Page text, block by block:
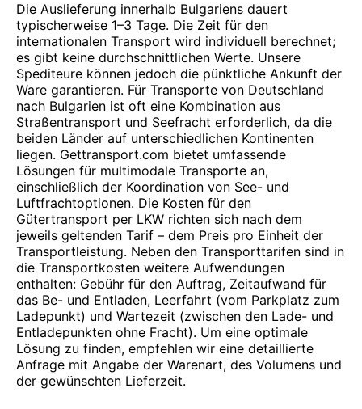
Die Auslieferung innerhalb Bulgariens dauert
typischerweise 1–3 Tage. Die Zeit für den
internationalen Transport wird individuell berechnet;
es gibt keine durchschnittlichen Werte. Unsere
Spediteure können jedoch die pünktliche Ankunft der
Ware garantieren. Für Transporte von Deutschland
nach Bulgarien ist oft eine Kombination aus
Straßentransport und Seefracht erforderlich, da die
beiden Länder auf unterschiedlichen Kontinenten
liegen. Gettransport.com bietet umfassende
Lösungen für multimodale Transporte an,
einschließlich der Koordination von See- und
Luftfrachtoptionen. Die Kosten für den
Gütertransport per LKW richten sich nach dem
jeweils geltenden Tarif – dem Preis pro Einheit der
Transportleistung. Neben den Transporttarifen sind in
die Transportkosten weitere Aufwendungen
enthalten: Gebühr für den Auftrag, Zeitaufwand für
das Be- und Entladen, Leerfahrt (vom Parkplatz zum
Ladepunkt) und Wartezeit (zwischen den Lade- und
Entladepunkten ohne Fracht). Um eine optimale
Lösung zu finden, empfehlen wir eine detaillierte
Anfrage mit Angabe der Warenart, des Volumens und
der gewünschten Lieferzeit.